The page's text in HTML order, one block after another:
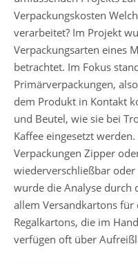
Verpackungskosten
verarbeitet? Im Projekt
Verpackungsarten eines
betrachtet. Im Fokus
Primärverpackungen,
dem Produkt in Kontakt
und Beutel, wie sie bei
Kaffee eingesetzt
Verpackungen Zipper
wiederverschließbar
wurde die Analyse durch
allem Versandkartons
Regalkartons, die im
verfügen oft über